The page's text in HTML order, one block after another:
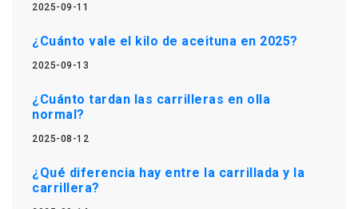
2025-09-11
¿Cuánto vale el kilo de aceituna en 2025?
2025-09-13
¿Cuánto tardan las carrilleras en olla
normal?
2025-08-12
¿Qué diferencia hay entre la carrillada y la
carrillera?